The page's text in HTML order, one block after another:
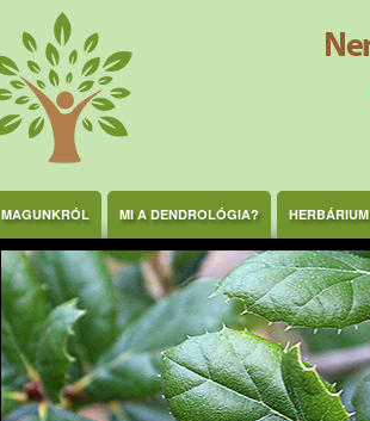
MAGUNKRÓL MI A DENDROLÓGIA? HERBÁRIUM